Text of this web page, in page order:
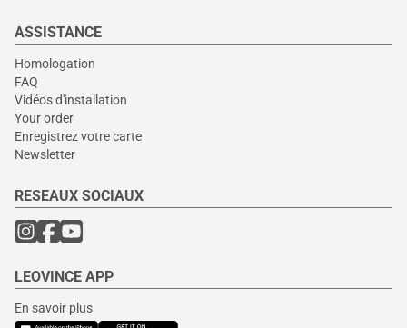
ASSISTANCE
Homologation
FAQ
Vidéos d'installation
Your order
Enregistrez votre carte
Newsletter
RESEAUX SOCIAUX
LEOVINCE APP
En savoir plus